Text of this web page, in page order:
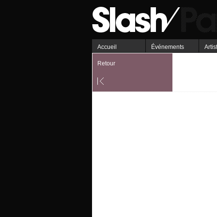
Accueil Événements
Retour